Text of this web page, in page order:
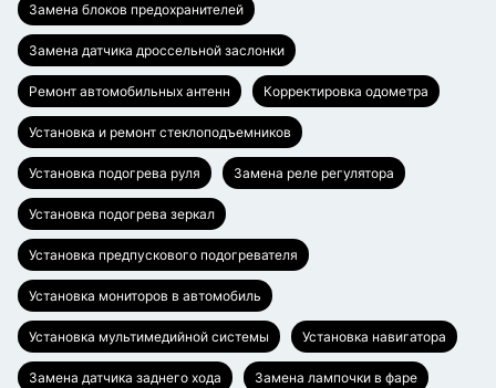
Замена блоков предохранителей
Замена датчика дроссельной заслонки
Ремонт автомобильных антенн Корректировка одометра
Установка и ремонт стеклоподъемников
Установка подогрева руля Замена реле регулятора
Установка подогрева зеркал
Установка предпускового подогревателя
Установка мониторов в автомобиль
Установка мультимедийной системы Установка навигатора
Замена датчика заднего хода Замена лампочки в фаре